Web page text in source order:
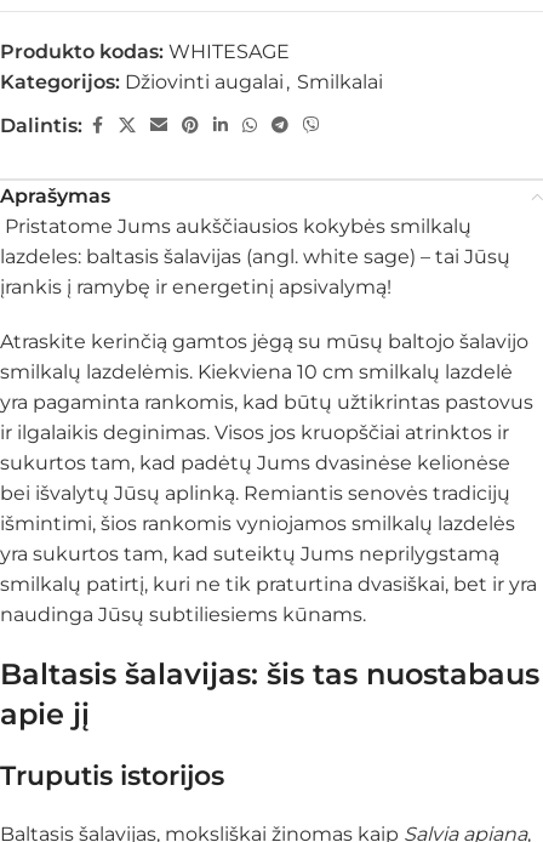
Produkto kodas: WHITESAGE
Kategorijos: Džiovinti augalai , Smilkalai
Dalintis:
Aprašymas
Pristatome Jums aukščiausios kokybės smilkalų
lazdeles: baltasis šalavijas (angl. white sage) – tai Jūsų
įrankis į ramybę ir energetinį apsivalymą!
Atraskite kerinčią gamtos jėgą su mūsų baltojo šalavijo
smilkalų lazdelėmis. Kiekviena 10 cm smilkalų lazdelė
yra pagaminta rankomis, kad būtų užtikrintas pastovus
ir ilgalaikis deginimas. Visos jos kruopščiai atrinktos ir
sukurtos tam, kad padėtų Jums dvasinėse kelionėse
bei išvalytų Jūsų aplinką. Remiantis senovės tradicijų
išmintimi, šios rankomis vyniojamos smilkalų lazdelės
yra sukurtos tam, kad suteiktų Jums neprilygstamą
smilkalų patirtį, kuri ne tik praturtina dvasiškai, bet ir yra
naudinga Jūsų subtiliesiems kūnams.
Baltasis šalavijas: šis tas nuostabaus
apie jį
Truputis istorijos
Baltasis šalavijas, moksliškai žinomas kaip Salvia apiana,